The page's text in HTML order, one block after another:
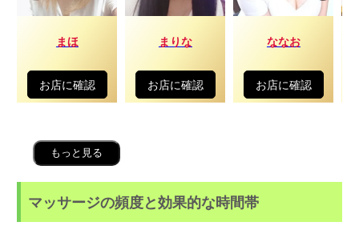
まほ
お店に確認
まりな
お店に確認
ななお
お店に確認
もっと見る
マッサージの頻度と効果的な時間帯